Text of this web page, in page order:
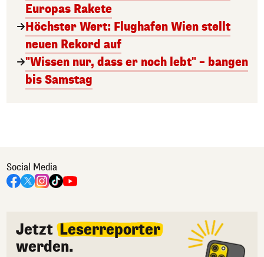
Europas Rakete
Höchster Wert: Flughafen Wien stellt
neuen Rekord auf
"Wissen nur, dass er noch lebt" – bangen
bis Samstag
Social Media
Jetzt Leserreporter
werden.